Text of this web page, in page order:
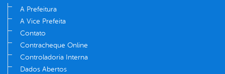
A Prefeitura
A Vice Prefeita
Contato
Contracheque Online
Controladoria Interna
Dados Abertos